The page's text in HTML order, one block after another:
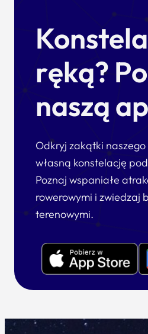
ręką?
naszą
Odkryj zakątki
własną konstelację
Poznaj wspaniałe
rowerowymi i zwiedzaj
terenowymi.